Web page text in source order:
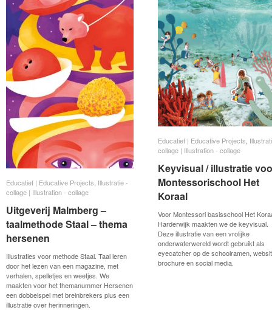
Educatief | Educative Projects Illustratie -
collage | Illustration - collage
Uitgeverij Malmberg –
taalmethode Staal – thema
hersenen
Illustraties voor methode Staal. Taal leren
door het lezen van een magazine, met
verhalen, spelletjes en weetjes. We
maakten voor het themanummer Hersenen
een dobbelspel met breinbrekers plus een
illustratie over herinneringen.
Educatief | Educative Projects Illustratie -
collage | Illustration - collage
Uitgeverij Malmberg –
taalmethode Staal – thema
hersenen
Educatief | Educative Projects
collage | Illustration - collage
Keyvisual / illustratie
Montessorischool Het
Koraal
Voor Montessori basisschool Het
Harderwijk maakten we de keyvisual.
Deze illustratie van een vrolijke
onderwaterwereld wordt gebruikt als
eyecatcher op de schoolramen,
brochure en social media.
Educatief | Educative Projects
collage | Illustration - collage
Keyvisual / illustratie
Montessorischool Het
Koraal